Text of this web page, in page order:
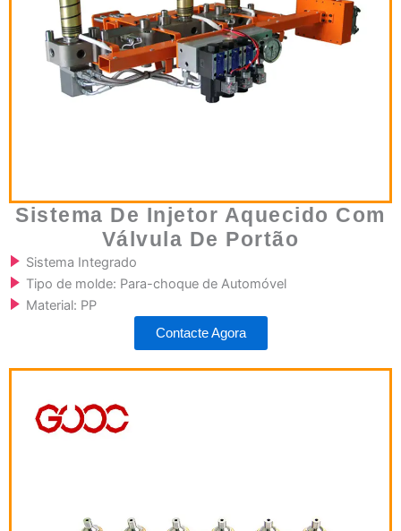
Sistema De Injetor Aquecido Com
Válvula De Portão
Sistema Integrado
Tipo de molde: Para-choque de Automóvel
Material: PP
Contacte Agora